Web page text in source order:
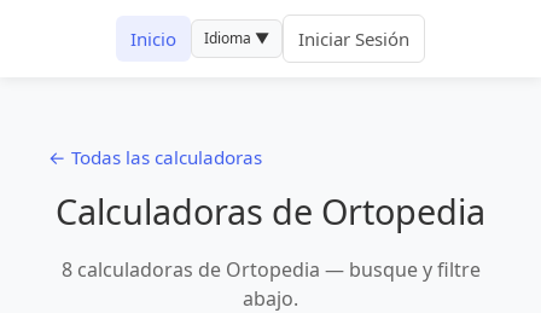
Inicio Idioma ▼ Iniciar Sesión
← Todas las calculadoras
Calculadoras de Ortopedia
8 calculadoras de Ortopedia — busque y filtre
abajo.